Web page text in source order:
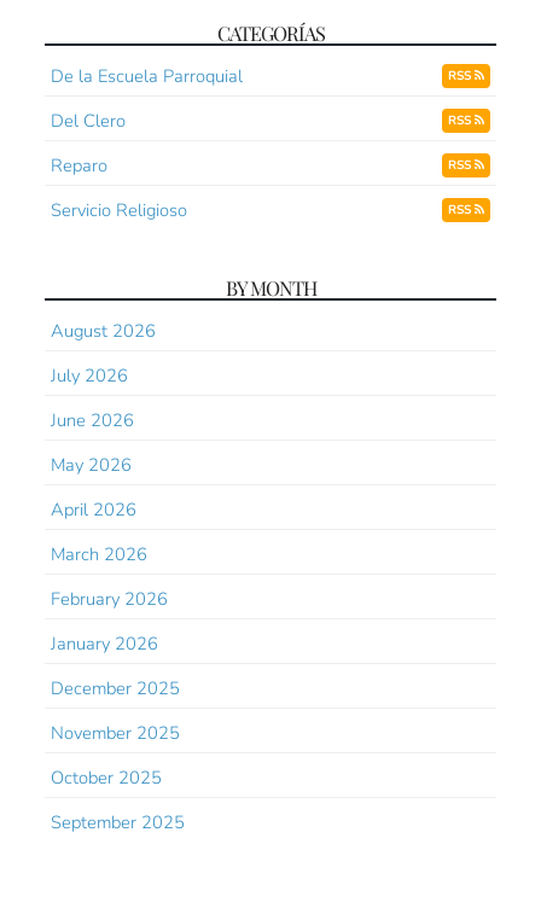
CATEGORÍAS
De la Escuela Parroquial RSS
Del Clero RSS
Reparo RSS
Servicio Religioso RSS
BY MONTH
August 2026
July 2026
June 2026
May 2026
April 2026
March 2026
February 2026
January 2026
December 2025
November 2025
October 2025
September 2025